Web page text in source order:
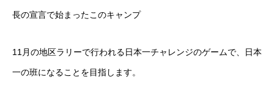
長の宣言で始まったこのキャンプ
11月の地区ラリーで行われる日本一チャレンジのゲームで、日本
一の班になることを目指します。